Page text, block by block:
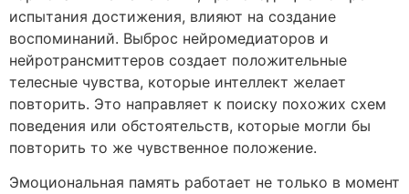
испытания достижения, влияют на создание
воспоминаний. Выброс нейромедиаторов и
нейротрансмиттеров создает положительные
телесные чувства, которые интеллект желает
повторить. Это направляет к поиску похожих схем
поведения или обстоятельств, которые могли бы
повторить то же чувственное положение.
Эмоциональная память работает не только в момент